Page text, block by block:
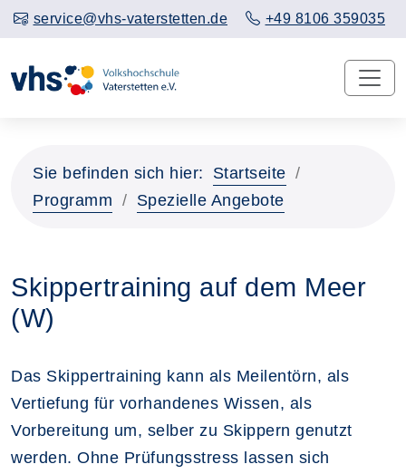
service@vhs-vaterstetten.de +49 8106 359035
Sie befinden sich hier:
Startseite
Programm
Spezielle Angebote
Skippertraining auf dem Meer
(W)
Das Skippertraining kann als Meilentörn, als
Vertiefung für vorhandenes Wissen, als
Vorbereitung um, selber zu Skippern genutzt
werden. Ohne Prüfungsstress lassen sich